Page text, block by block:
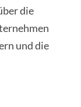
die
und die